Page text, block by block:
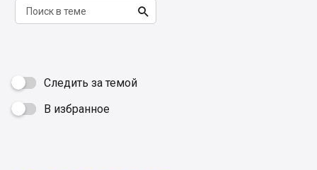

Следить за темой
 В избранное